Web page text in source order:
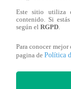
Este sitio utiliza
contenido. Si
según el RGPD
Para conocer
pagina de Política